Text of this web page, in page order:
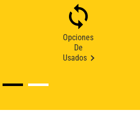
Opciones
De
Usados